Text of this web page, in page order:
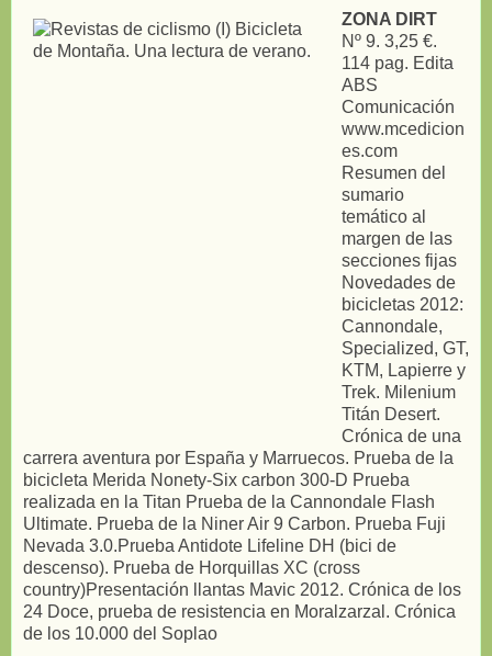
ZONA DIRT
Nº 9. 3,25 €.
114 pag. Edita
ABS
Comunicación
www.mcedicion
es.com
Resumen del
sumario
temático al
margen de las
secciones fijas
Novedades de
bicicletas 2012:
Cannondale,
Specialized, GT,
KTM, Lapierre y
Trek. Milenium
Titán Desert.
Crónica de una
carrera aventura por España y Marruecos. Prueba de la
bicicleta Merida Nonety-Six carbon 300-D Prueba
realizada en la Titan Prueba de la Cannondale Flash
Ultimate. Prueba de la Niner Air 9 Carbon. Prueba Fuji
Nevada 3.0.Prueba Antidote Lifeline DH (bici de
descenso). Prueba de Horquillas XC (cross
country)Presentación llantas Mavic 2012. Crónica de los
24 Doce, prueba de resistencia en Moralzarzal. Crónica
de los 10.000 del Soplao